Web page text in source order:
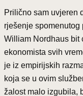
Prilično sam uvjeren
rješenje spomenutog
William Nordhaus bit
ekonomista svih
je iz empirijskih
koja se u ovim
žalost malo izgubila,